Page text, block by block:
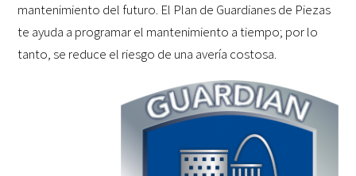
mantenimiento del futuro. El Plan de Guardianes de Piezas
te ayuda a programar el mantenimiento a tiempo; por lo
tanto, se reduce el riesgo de una avería costosa.